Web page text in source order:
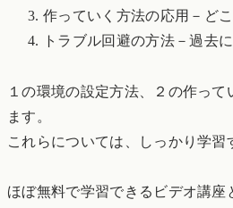
作っていく方法の応用－ど
トラブル回避の方法－過去
１の環境の設定方法、２の作っ
ます。
これらについては、しっかり学習
ほぼ無料で学習できるビデオ講座